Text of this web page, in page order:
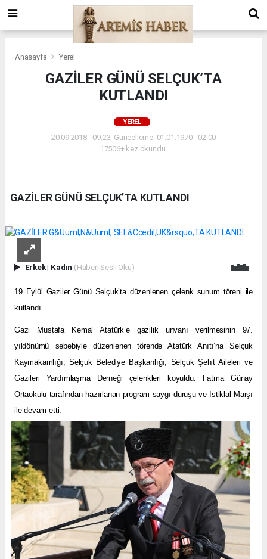
Anasayfa Yerel
GAZİLER GÜNÜ SELÇUK’TA
KUTLANDI
YEREL
20.09.2018 - 09:23, Güncelleme: 01.01.1970 - 02:00
17506+ kez okundu.
GAZİLER GÜNÜ SELÇUK’TA KUTLANDI
Erkek| Kadın (Haberi Sesli Oku)
19 Eylül Gaziler Günü Selçuk’ta düzenlenen çelenk sunum töreni ile
kutlandı.
Gazi Mustafa Kemal Atatürk’e gazilik unvanı verilmesinin 97.
yıldönümü sebebiyle düzenlenen törende Atatürk Anıtı’na Selçuk
Kaymakamlığı, Selçuk Belediye Başkanlığı, Selçuk Şehit Aileleri ve
Gazileri Yardımlaşma Derneği çelenkleri koyuldu. Fatma Günay
Ortaokulu tarafından hazırlanan program saygı duruşu ve İstiklal Marşı
ile devam etti.